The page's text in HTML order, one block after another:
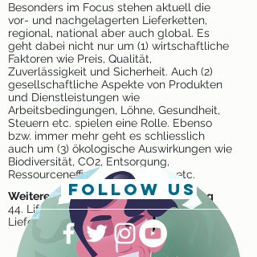
Besonders im Focus stehen aktuell die
vor- und nachgelagerten Lieferketten,
regional, national aber auch global. Es
geht dabei nicht nur um (1) wirtschaftliche
Faktoren wie Preis, Qualität,
Zuverlässigkeit und Sicherheit. Auch (2)
gesellschaftliche Aspekte von Produkten
und Dienstleistungen wie
Arbeitsbedingungen, Löhne, Gesundheit,
Steuern etc. spielen eine Rolle. Ebenso
bzw. immer mehr geht es schliesslich
auch um (3) ökologische Auswirkungen wie
Biodiversität, CO2, Entsorgung,
Ressourceneffizienz, Transporte etc.
Weitere Informationen und Anmeldung
44. Lifefair Forum – Verantwortung &
Lieferketten
follow us